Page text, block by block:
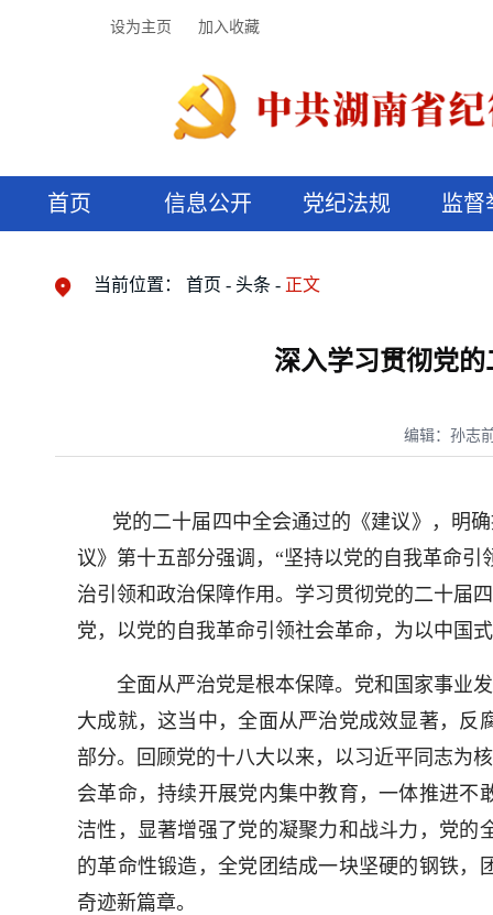
设为主页 加入收藏
首页 信息公开 党纪法规 监督
当前位置： 首页 头条 正文
深入学习贯彻党
编辑：孙志
党的二十届四中全会通过的《建议》，明
议》第十五部分强调，“坚持以党的自我革命
治引领和政治保障作用。学习贯彻党的二十届
党，以党的自我革命引领社会革命，为以中国
全面从严治党是根本保障。党和国家事业发
大成就，这当中，全面从严治党成效显著，
部分。回顾党的十八大以来，以习近平同志为
会革命，持续开展党内集中教育，一体推进
洁性，显著增强了党的凝聚力和战斗力，党
的革命性锻造，全党团结成一块坚硬的钢铁
奇迹新篇章。